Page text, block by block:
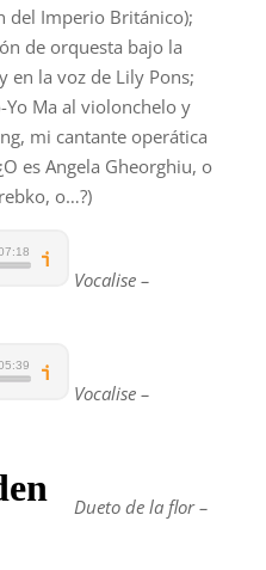
del Imperio Británico);
de orquesta bajo la
en la voz de Lily Pons;
Ma al violonchelo y
mi cantante operática
es Angela Gheorghiu, o
o…?)
Vocalise –
Vocalise –
Dueto de la flor –